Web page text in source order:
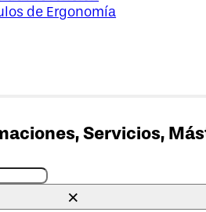
de Ergonomía
Servicios,
×